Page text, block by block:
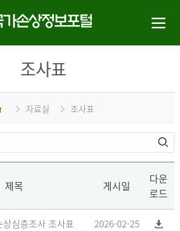
조사표
자료실 조사표
제목 게시일
다운
로드
심층조사 조사표 2026-02-25